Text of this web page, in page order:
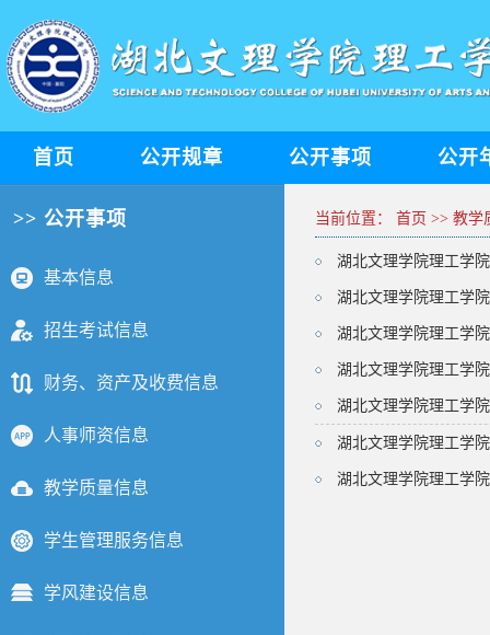
首页 公开规章 公开事项 公开
>> 公开事项
基本信息
招生考试信息
财务、资产及收费信息
人事师资信息
教学质量信息
学生管理服务信息
学风建设信息
当前位置： 首页 >> 教学
湖北文理学院理工学
湖北文理学院理工学
湖北文理学院理工学
湖北文理学院理工学
湖北文理学院理工学
湖北文理学院理工学
湖北文理学院理工学